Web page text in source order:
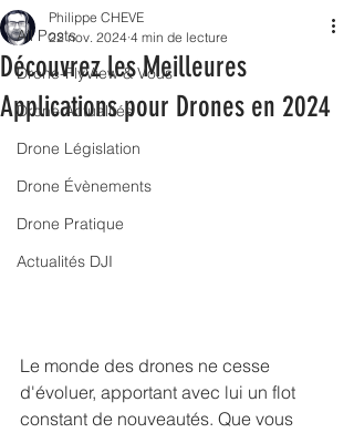
All Posts
Drone-FlyView & Vous
Drone Actualités
Drone Législation
Drone Évènements
Drone Pratique
Actualités DJI
Découvrez les Meilleures
Applications pour Drones en 2024
Philippe CHEVE
22 nov. 2024 4 min de lecture
Le monde des drones ne cesse
d'évoluer, apportant avec lui un flot
constant de nouveautés. Que vous